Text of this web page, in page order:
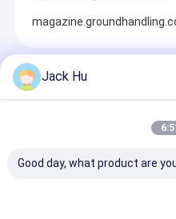
Recommended Products
Jack Hu
Good day, what product are